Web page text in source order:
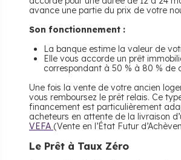
avance une partie du prix de votre
Son fonctionnement :
La banque estime la valeur de
Elle vous accorde un prêt
correspondant à 50 % à 80 % de
Une fois la vente de votre ancien
vous remboursez le prêt relais. Ce
financement est particulièrement
acheteurs en attente de la livraison
VEFA (Vente en l’État Futur
Le Prêt à Taux Zéro